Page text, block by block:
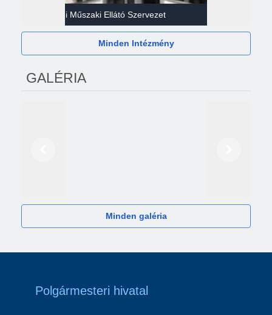
Gazdasági Műszaki Ellátó Szervezet
Minden Intézmény
GALÉRIA
Minden galéria
Polgármesteri hivatal